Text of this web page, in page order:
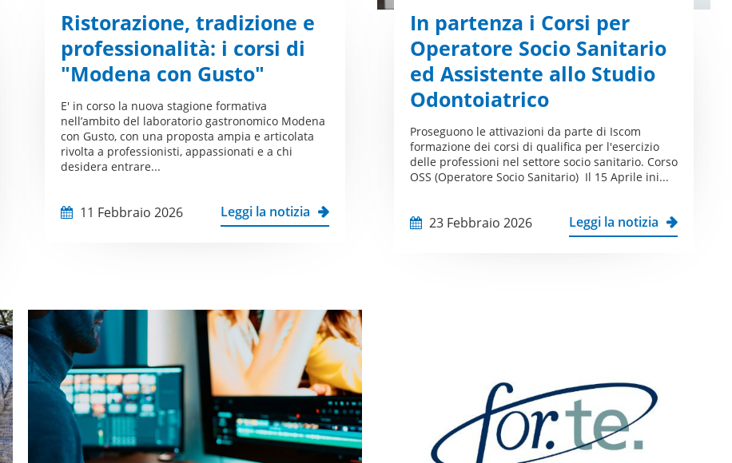
Ristorazione, tradizione e
professionalità: i corsi di
"Modena con Gusto"
E' in corso la nuova stagione formativa
nell’ambito del laboratorio gastronomico Modena
con Gusto, con una proposta ampia e articolata
rivolta a professionisti, appassionati e a chi
desidera entrare...
11 Febbraio 2026 Leggi la notizia
In partenza i Corsi per
Operatore Socio Sanitario
ed Assistente allo Studio
Odontoiatrico
Proseguono le attivazioni da parte di Iscom
formazione dei corsi di qualifica per l'esercizio
delle professioni nel settore socio sanitario. Corso
OSS (Operatore Socio Sanitario) Il 15 Aprile ini...
23 Febbraio 2026 Leggi la notizia